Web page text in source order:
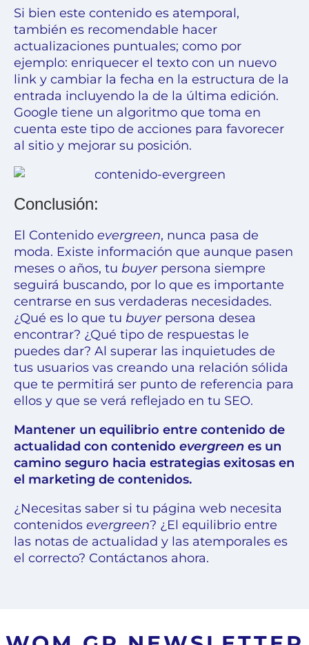
Si bien este contenido es atemporal,
también es recomendable hacer
actualizaciones puntuales; como por
ejemplo: enriquecer el texto con un nuevo
link y cambiar la fecha en la estructura de la
entrada incluyendo la de la última edición.
Google tiene un algoritmo que toma en
cuenta este tipo de acciones para favorecer
al sitio y mejorar su posición.
Conclusión:
El Contenido evergreen, nunca pasa de
moda. Existe información que aunque pasen
meses o años, tu buyerpersona siempre
seguirá buscando, por lo que es importante
centrarse en sus verdaderas necesidades.
¿Qué es lo que tu buyerpersona desea
encontrar? ¿Qué tipo de respuestas le
puedes dar? Al superar las inquietudes de
tus usuarios vas creando una relación sólida
que te permitirá ser punto de referencia para
ellos y que se verá reflejado en tu SEO.
Mantener un equilibrio entre contenido de
actualidad con contenido evergreen es un
camino seguro hacia estrategias exitosas en
el marketing de contenidos.
¿Necesitas saber si tu página web necesita
contenidos evergreen? ¿El equilibrio entre
las notas de actualidad y las atemporales es
el correcto? Contáctanos ahora.